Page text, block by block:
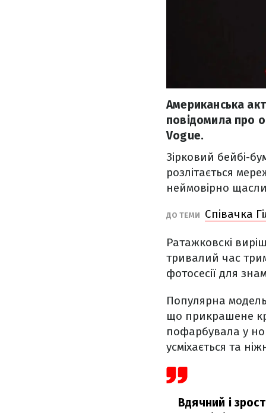
Американська
повідомила про
Vogue.
Зірковий бейбі-
розлітається
неймовірно
ДО ТЕМИ Співачка
Ратажковскі
тривалий час
фотосесії для
Популярна
що прикрашене
пофарбувала у
усміхається та
Вдячний і